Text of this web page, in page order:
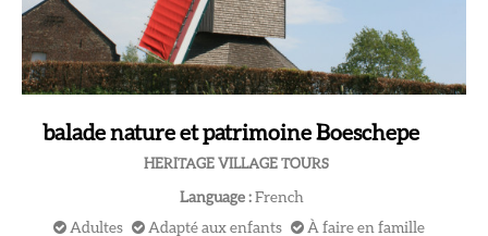
balade nature et patrimoine Boeschepe
HERITAGE VILLAGE TOURS
Language : French
Adultes
Adapté aux enfants À faire en famille